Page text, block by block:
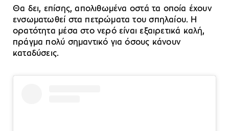
Θα δει, επίσης, απολιθωμένα οστά τα οποία έχουν
ενσωματωθεί στα πετρώματα του σπηλαίου. Η
ορατότητα μέσα στο νερό είναι εξαιρετικά καλή,
πράγμα πολύ σημαντικό για όσους κάνουν
καταδύσεις.